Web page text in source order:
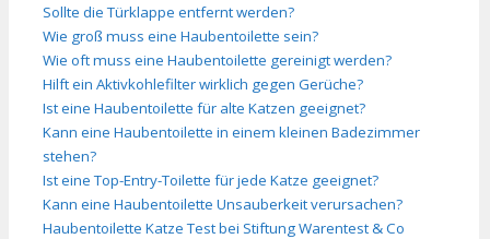
Sollte die Türklappe entfernt werden?
Wie groß muss eine Haubentoilette sein?
Wie oft muss eine Haubentoilette gereinigt werden?
Hilft ein Aktivkohlefilter wirklich gegen Gerüche?
Ist eine Haubentoilette für alte Katzen geeignet?
Kann eine Haubentoilette in einem kleinen Badezimmer
stehen?
Ist eine Top-Entry-Toilette für jede Katze geeignet?
Kann eine Haubentoilette Unsauberkeit verursachen?
Haubentoilette Katze Test bei Stiftung Warentest & Co